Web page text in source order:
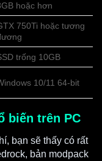
hoặc hơn
750Ti hoặc tương
trống 10GB
10/11 64-bit
biến trên PC
bạn sẽ thấy có rất
bản modpack